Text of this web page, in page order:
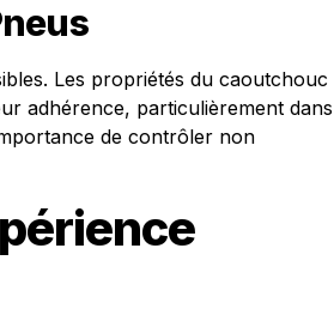
Les propriétés du caoutchouc
adhérence, particulièrement dans
de contrôler non